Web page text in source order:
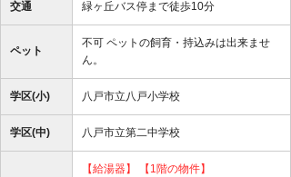
交通 緑ヶ丘バス停まで徒歩10分
ペット
不可 ペットの飼育・持込みは出来ませ
ん。
学区(小) 八戸市立八戸小学校
学区(中) 八戸市立第二中学校
【給湯器】
【1階の物件】